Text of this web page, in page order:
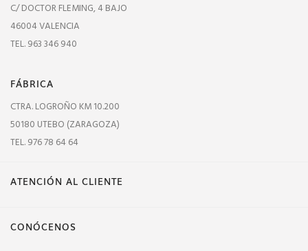
C/ DOCTOR FLEMING, 4 BAJO
46004 VALENCIA
TEL. 963 346 940
FÁBRICA
CTRA. LOGROÑO KM 10.200
50180 UTEBO (ZARAGOZA)
TEL. 976 78 64 64
ATENCIÓN AL CLIENTE
CONÓCENOS